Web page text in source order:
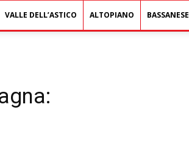
VALLE DELL’ASTICO ALTOPIANO BASSANESE